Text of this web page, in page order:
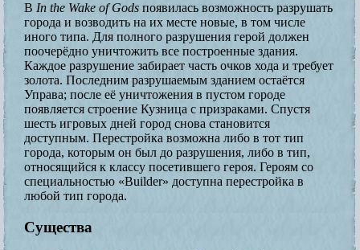
В In the Wake of Gods появилась возможность разрушать
города и возводить на их месте новые, в том числе
иного типа. Для полного разрушения герой должен
поочерёдно уничтожить все построенные здания.
Каждое разрушение забирает часть очков хода и требует
золота. Последним разрушаемым зданием остаётся
Управа; после её уничтожения в пустом городе
появляется строение Кузница с призраками. Спустя
шесть игровых дней город снова становится
доступным. Перестройка возможна либо в тот тип
города, которым он был до разрушения, либо в тип,
относящийся к классу посетившего героя. Героям со
специальностью «Builder» доступна перестройка в
любой тип города.
Существа